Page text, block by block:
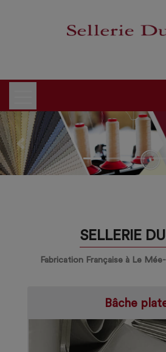
Previous
SELLERIE
Fabrication Française à Le
Bâche